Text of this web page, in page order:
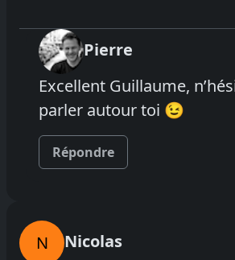
Pierre
Excellent Guillaume,
parler autour toi 😉
Répondre
N
Nicolas